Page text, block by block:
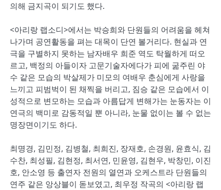
의해 금지곡이 되기도 했다.
<아리랑 랩소디>에서는 박승희와 단원들의 어려움을 헤쳐
나가며 공연활동을 펴는 대목이 단연 볼거리다. 현실과 연
극을 구별하지 못하는 남자배우 희준 역도 탁월하게 떠오
르고, 백정의 아들이자 고문기술자에다가 피에 굶주린 야
수 같은 모습의 박살제가 미모의 여배우 춘심에게 사랑을
느끼고 피범벅이 된 채찍을 버리고, 짐승 같은 모습에서 이
성적으로 변모하는 모습과 아름답게 변해가는 눈동자는 이
연극의 백미로 감동적일 뿐 아니라, 눈물 없이는 볼 수 없는
명장면이기도 하다.
최명경, 김민정, 김병철, 최희진, 장재호, 손경원, 윤효식, 김
수찬, 최성필, 김현정, 최서연, 민윤영, 김현우, 박창민, 이진
호, 안소영 등 출연자 전원의 열연과 오케스트라 단원들의
연주 같은 앙상블이 돋보였고, 최우정 작곡의 <아리랑 랩